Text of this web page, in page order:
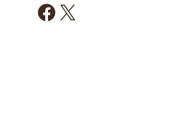
Condividi su Facebook Condividi su X